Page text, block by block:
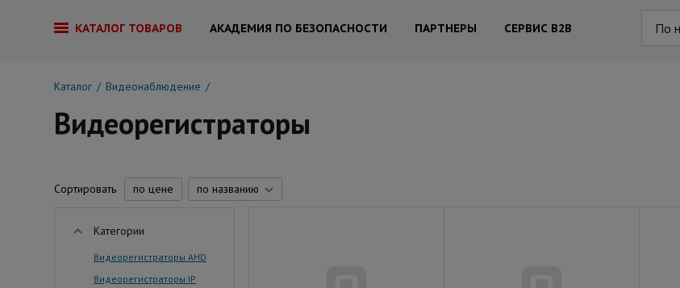
КАТАЛОГ ТОВАРОВ АКАДЕМИЯ ПО БЕЗОПАСНОСТИ ПАРТНЕРЫ СЕРВИС B2B По
Каталог Видеонаблюдение
Видеорегистраторы
Сортировать по цене по названию
Категории
Видеорегистраторы AHD
Видеорегистраторы IP